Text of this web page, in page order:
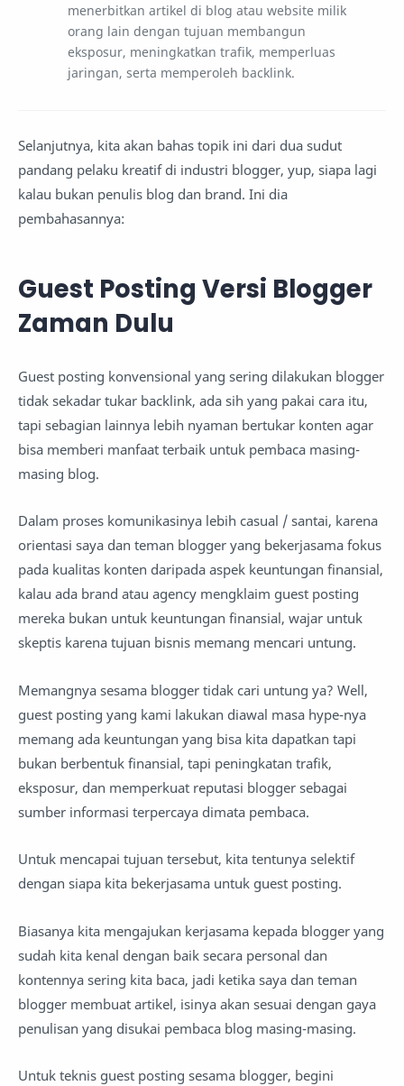
menerbitkan artikel di blog atau website milik
orang lain dengan tujuan membangun
eksposur, meningkatkan trafik, memperluas
jaringan, serta memperoleh backlink.
Selanjutnya, kita akan bahas topik ini dari dua sudut
pandang pelaku kreatif di industri blogger, yup, siapa lagi
kalau bukan penulis blog dan brand. Ini dia
pembahasannya:
Guest Posting Versi Blogger
Zaman Dulu
Guest posting konvensional yang sering dilakukan blogger
tidak sekadar tukar backlink, ada sih yang pakai cara itu,
tapi sebagian lainnya lebih nyaman bertukar konten agar
bisa memberi manfaat terbaik untuk pembaca masing-
masing blog.
Dalam proses komunikasinya lebih casual / santai, karena
orientasi saya dan teman blogger yang bekerjasama fokus
pada kualitas konten daripada aspek keuntungan finansial,
kalau ada brand atau agency mengklaim guest posting
mereka bukan untuk keuntungan finansial, wajar untuk
skeptis karena tujuan bisnis memang mencari untung.
Memangnya sesama blogger tidak cari untung ya? Well,
guest posting yang kami lakukan diawal masa hype-nya
memang ada keuntungan yang bisa kita dapatkan tapi
bukan berbentuk finansial, tapi peningkatan trafik,
eksposur, dan memperkuat reputasi blogger sebagai
sumber informasi terpercaya dimata pembaca.
Untuk mencapai tujuan tersebut, kita tentunya selektif
dengan siapa kita bekerjasama untuk guest posting.
Biasanya kita mengajukan kerjasama kepada blogger yang
sudah kita kenal dengan baik secara personal dan
kontennya sering kita baca, jadi ketika saya dan teman
blogger membuat artikel, isinya akan sesuai dengan gaya
penulisan yang disukai pembaca blog masing-masing.
Untuk teknis guest posting sesama blogger, begini